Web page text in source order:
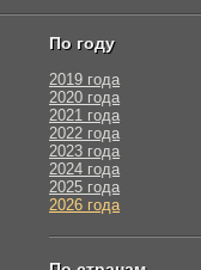
По году
2019 года
2020 года
2021 года
2022 года
2023 года
2024 года
2025 года
2026 года